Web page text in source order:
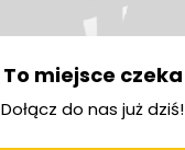
To miejsce czeka
Dołącz do nas już dziś!